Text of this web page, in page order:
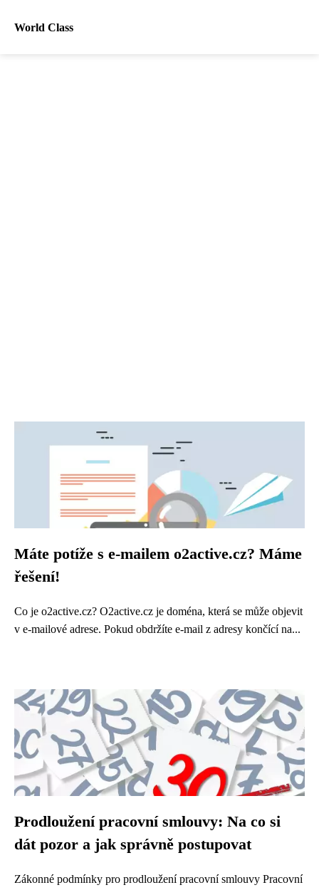
World Class
Máte potíže s e-mailem o2active.cz? Máme
řešení!
Co je o2active.cz? O2active.cz je doména, která se může objevit
v e-mailové adrese. Pokud obdržíte e-mail z adresy končící na...
Prodloužení pracovní smlouvy: Na co si
dát pozor a jak správně postupovat
Zákonné podmínky pro prodloužení pracovní smlouvy Pracovní